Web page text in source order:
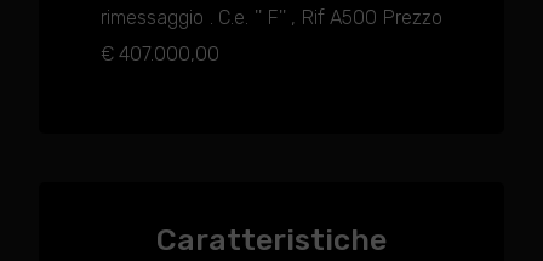
rimessaggio . C.e. '' F'' , Rif A500 Prezzo
€ 407.000,00
Caratteristiche